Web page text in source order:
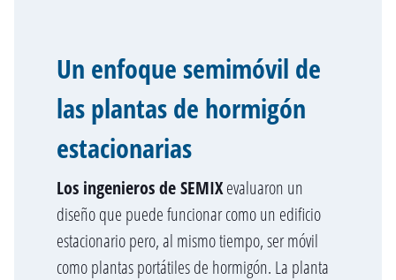
Un enfoque semimóvil de
las plantas de hormigón
estacionarias
Los ingenieros de SEMIXevaluaron un
diseño que puede funcionar como un edificio
estacionario pero, al mismo tiempo, ser móvil
como plantas portátiles de hormigón. La planta